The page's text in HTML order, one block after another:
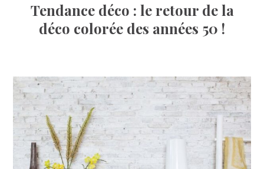
Tendance déco : le retour de la
déco colorée des années 50 !